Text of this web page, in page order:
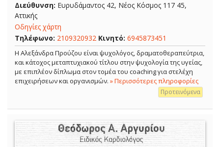
Διεύθυνση: Ευρυδάμαντος 42, Νέος Κόσμος 117 45,
Αττικής
Οδηγίες χάρτη
Τηλέφωνο: 2109320932 Κινητό: 6945873451
Η Αλεξάνδρα Προύζου είναι ψυχολόγος, δραματοθεραπεύτρια,
και κάτοχος μεταπτυχιακού τίτλου στην ψυχολογία της υγείας,
με επιπλέον δίπλωμα στον τομέα του coaching για στελέχη
επιχειρήσεων και οργανισμών. » Περισσότερες πληροφορίες
Προτεινόμενα